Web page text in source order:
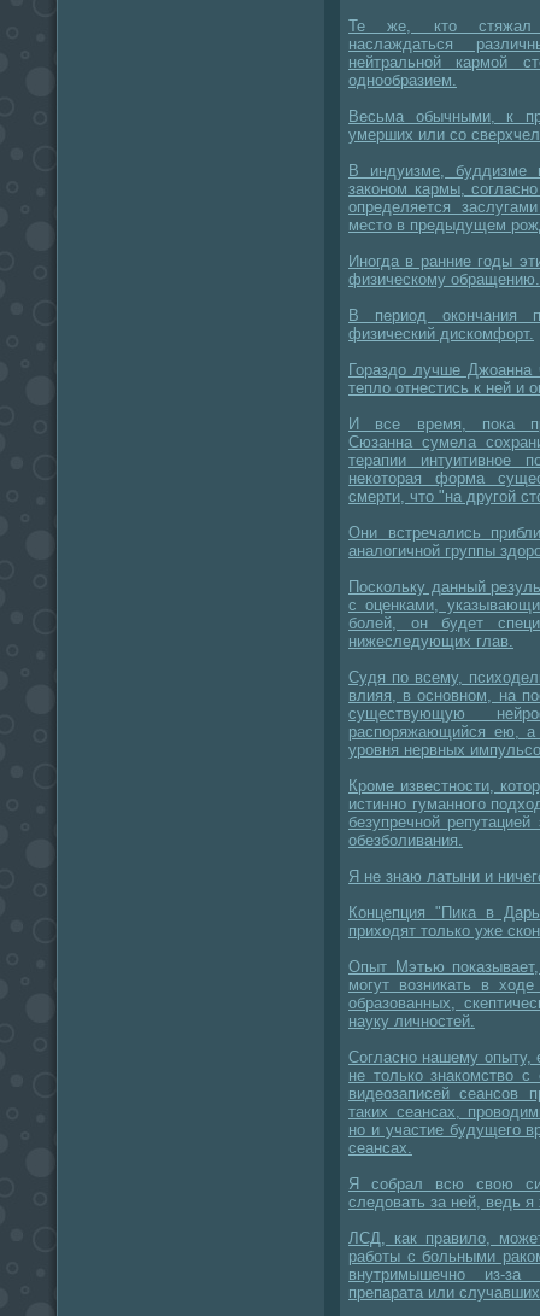
Те же, кто стяжал
наслаждаться
нейтральной кармой
однообразием.
Весьма обычными, к
умерших или со
В индуизме, буддизме
законом кармы,
определяется
место в предыдущем
Иногда в ранние годы
физическому обращению.
В период окончания
физический дискомфорт.
Гораздо лучше Джоанна
тепло отнестись к ней и
И все время, пока
Сюзанна сумела
терапии интуитивное
некоторая форма
смерти, что "на другой
Они встречались
аналогичной группы
Поскольку данный
с оценками,
болей, он будет
нижеследующих глав.
Судя по всему,
влияя, в основном, на
существующую
распоряжающийся ею, а
уровня нервных
Кроме известности,
истинно гуманного
безупречной
обезболивания.
Я не знаю латыни и
Концепция "Пика в
приходят только уже
Опыт Мэтью
могут возникать в
образованных,
науку личностей.
Согласно нашему опыту,
не только знакомство
видеозаписей сеансов
таких сеансах,
но и участие будущего
сеансах.
Я собрал всю свою
следовать за ней, ведь я
ЛСД, как правило,
работы с больными
внутримышечно из-за
препарата или